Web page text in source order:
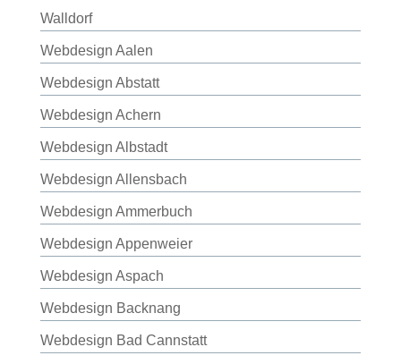
Walldorf
Webdesign Aalen
Webdesign Abstatt
Webdesign Achern
Webdesign Albstadt
Webdesign Allensbach
Webdesign Ammerbuch
Webdesign Appenweier
Webdesign Aspach
Webdesign Backnang
Webdesign Bad Cannstatt